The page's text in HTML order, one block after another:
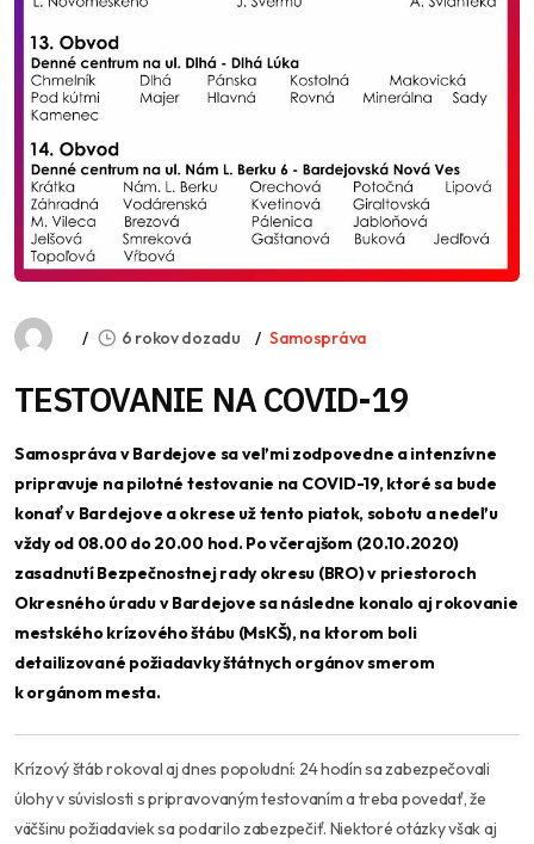
6 rokov dozadu Samospráva
TESTOVANIE NA COVID-19
Samospráva v Bardejove sa veľmi zodpovedne a intenzívne
pripravuje na pilotné testovanie na COVID-19, ktoré sa bude
konať v Bardejove a okrese už tento piatok, sobotu a nedeľu
vždy od 08.00 do 20.00 hod. Po včerajšom (20.10.2020)
zasadnutí Bezpečnostnej rady okresu (BRO) v priestoroch
Okresného úradu v Bardejove sa následne konalo aj rokovanie
mestského krízového štábu (MsKŠ), na ktorom boli
detailizované požiadavky štátnych orgánov smerom
k orgánom mesta.
Krízový štáb rokoval aj dnes popoludní: 24 hodín sa zabezpečovali
úlohy v súvislosti s pripravovaným testovaním a treba povedať, že
väčšinu požiadaviek sa podarilo zabezpečiť. Niektoré otázky však aj